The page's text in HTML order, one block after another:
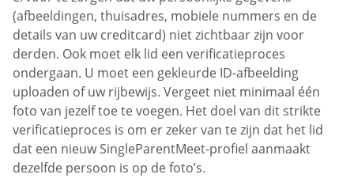
(afbeeldingen, thuisadres, mobiele nummers en de
details van uw creditcard) niet zichtbaar zijn voor
derden. Ook moet elk lid een verificatieproces
ondergaan. U moet een gekleurde ID-afbeelding
uploaden of uw rijbewijs. Vergeet niet minimaal één
foto van jezelf toe te voegen. Het doel van dit strikte
verificatieproces is om er zeker van te zijn dat het lid
dat een nieuw SingleParentMeet-profiel aanmaakt
dezelfde persoon is op de foto’s.